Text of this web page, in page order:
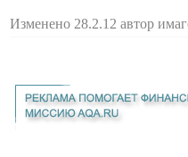
Изменено 28.2.12 автор